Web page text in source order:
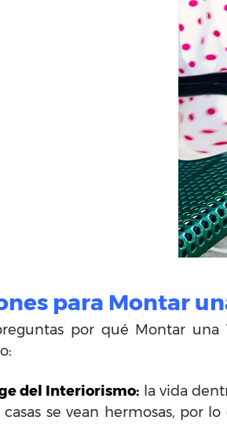
para Montar
por qué Montar una
del Interiorismo: la vida
casas se vean hermosas, por